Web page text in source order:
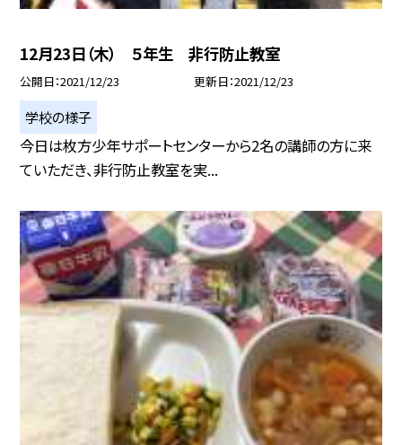
12月23日（木） ５年生 非行防止教室
公開日 2021/12/23 更新日 2021/12/23
学校の様子
今日は枚方少年サポートセンターから2名の講師の方に来
ていただき、非行防止教室を実...